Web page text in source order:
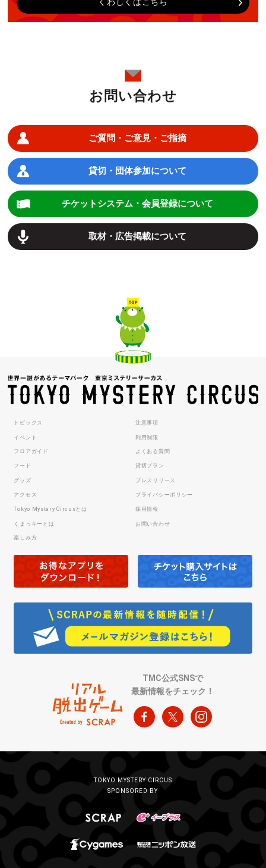
くわしくはこちら
お問い合わせ
ご質問・ご意見・ご指摘
貸切・団体参加について
チケットシステム・会員登録について
取材・広告掲載について
トピックス
イベント
フロアガイド
フード
グッズ
アクセス
Tokyo Mystery Circusとは
くまっキーとは
楽しみ方
注意事項
利用制限
よくある質問
貸切プラン
プレスリリース
プライバシーポリシー
採用情報
お問い合わせ
TMC公式SNSで
最新情報をチェック！
TOKYO MYSTERY CIRCUS
SPONSORED BY